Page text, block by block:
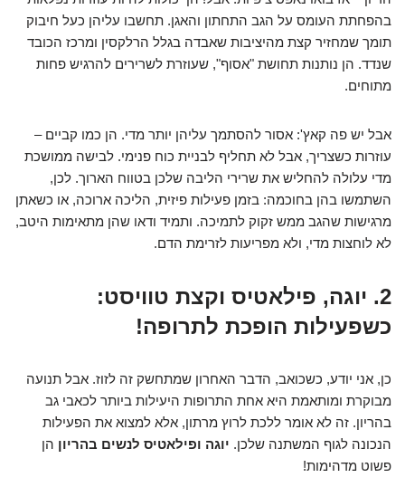
בהפחתת העומס על הגב התחתון והאגן. תחשבו עליהן כעל חיבוק
תומך שמחזיר קצת מהיציבות שאבדה בגלל הרלקסין ומרכז הכובד
שנדד. הן נותנות תחושת "אסוף", שעוזרת לשרירים להרגיש פחות
מתוחים.
אבל יש פה קאץ': אסור להסתמך עליהן יותר מדי. הן כמו קביים –
עוזרות כשצריך, אבל לא תחליף לבניית כוח פנימי. לבישה ממושכת
מדי עלולה להחליש את שרירי הליבה שלכן בטווח הארוך. לכן,
השתמשו בהן בחוכמה: בזמן פעילות פיזית, הליכה ארוכה, או כשאתן
מרגישות שהגב ממש זקוק לתמיכה. ותמיד ודאו שהן מתאימות היטב,
לא לוחצות מדי, ולא מפריעות לזרימת הדם.
2. יוגה, פילאטיס וקצת טוויסט:
כשפעילות הופכת לתרופה!
כן, אני יודע, כשכואב, הדבר האחרון שמתחשק זה לזוז. אבל תנועה
מבוקרת ומותאמת היא אחת התרופות היעילות ביותר לכאבי גב
בהריון. זה לא אומר ללכת לרוץ מרתון, אלא למצוא את הפעילות
הנכונה לגוף המשתנה שלכן. יוגה ופילאטיס לנשים בהריון הן
פשוט מדהימות!